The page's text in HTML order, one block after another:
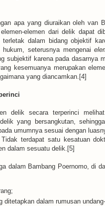
apa yang diuraikan oleh van
elemen dari delik dapat
dalam bidang objektif
hukum, seterusnya mengenai
subjektif karena pada dasarnya
kesemuanya merupakan
yang diancamkan.[4]
delik secara terperinci
yang bersangkutan,
umumnya sesuai dengan
terdapat satu kesatuan
dalam sesuatu delik.[5]
dalam Bambang Poernomo, di
ditetapkan dalam rumusan